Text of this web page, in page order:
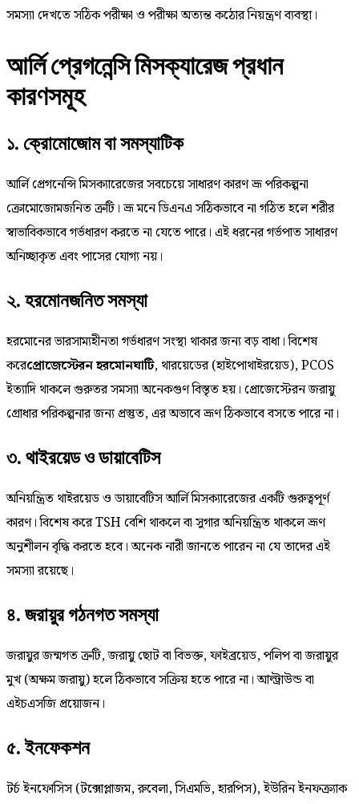
সমস্যা দেখতে সঠিক পরীক্ষা ও পরীক্ষা অত্যন্ত কঠোর নিয়ন্ত্রণ ব্যবস্থা।
আর্লি প্রেগনেন্সি মিসক্যারেজ প্রধান
কারণসমূহ
১. ক্রোমোজোম বা সমস্যাটিক
আর্লি প্রেগনেন্সি মিসক্যারেজের সবচেয়ে সাধারণ কারণ ভ্রূ পরিকল্পনা
ক্রোমোজোমজনিত ত্রুটি। ভ্রূ মনে ডিএনএ সঠিকভাবে না গঠিত হলে শরীর
স্বাভাবিকভাবে গর্ভধারণ করতে না যেতে পারে। এই ধরনের গর্ভপাত সাধারণ
অনিচ্ছাকৃত এবং পাসের যোগ্য নয়।
২. হরমোনজনিত সমস্যা
হরমোনের ভারসাম্যহীনতা গর্ভধারণ সংস্থা থাকার জন্য বড় বাধা। বিশেষ
করেপ্রোজেস্টেরন হরমোনঘাটি, থারয়েডের (হাইপোথাইরয়েড), PCOS
ইত্যাদি থাকলে গুরুতর সমস্যা অনেকগুণ বিস্তৃত হয়। প্রোজেস্টেরন জরায়ু
গ্রোধার পরিকল্পনার জন্য প্রস্তুত, এর অভাবে ভ্রূণ ঠিকভাবে বসতে পারে না।
৩. থাইরয়েড ও ডায়াবেটিস
অনিয়ন্ত্রিত থাইরয়েড ও ডায়াবেটিস আর্লি মিসক্যারেজের একটি গুরুত্বপূর্ণ
কারণ। বিশেষ করে TSH বেশি থাকলে বা সুগার অনিয়ন্ত্রিত থাকলে ভ্রূণ
অনুশীলন বৃদ্ধি করতে হবে। অনেক নারী জানতে পারেন না যে তাদের এই
সমস্যা রয়েছে।
৪. জরায়ুর গঠনগত সমস্যা
জরায়ুর জন্মগত ত্রুটি, জরায়ু ছোট বা বিভক্ত, ফাইব্রয়েড, পলিপ বা জরায়ুর
মুখ (অক্ষম জরায়ু) হলে ঠিকভাবে সক্রিয় হতে পারে না। আল্ট্রাউন্ড বা
এইচএসজি প্রয়োজন।
৫. ইনফেকশন
টর্চ ইনফোসিস (টক্সোপ্লাজম, রুবেলা, সিএমভি, হারপিস), ইউরিন ইনফক্র্যাক